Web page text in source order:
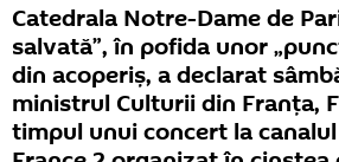
Catedrala Notre-Dame de
salvată”, în pofida unor
din acoperiș, a declarat
ministrul Culturii din Franţa,
timpul unui concert la